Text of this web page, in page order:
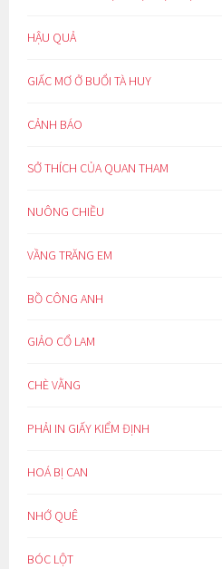
HẬU QUẢ
GIẤC MƠ Ở BUỔI TÀ HUY
CẢNH BÁO
SỞ THÍCH CỦA QUAN THAM
NUÔNG CHIỀU
VẦNG TRĂNG EM
BỒ CÔNG ANH
GIẢO CỔ LAM
CHÈ VẰNG
PHẢI IN GIẤY KIỂM ĐỊNH
HOÁ BỊ CAN
NHỚ QUÊ
BÓC LỘT